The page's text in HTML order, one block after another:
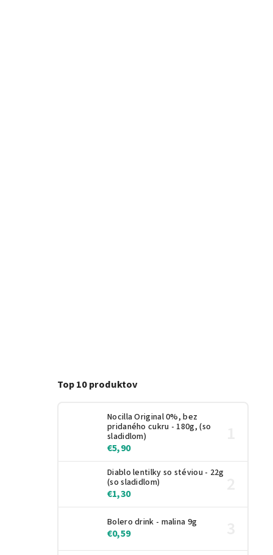
Top 10 produktov
Nocilla Original 0%, bez
pridaného cukru - 180g, (so
sladidlom)
€5,90
Diablo lentilky so stéviou - 22g
(so sladidlom)
€1,30
Bolero drink - malina 9g
€0,59